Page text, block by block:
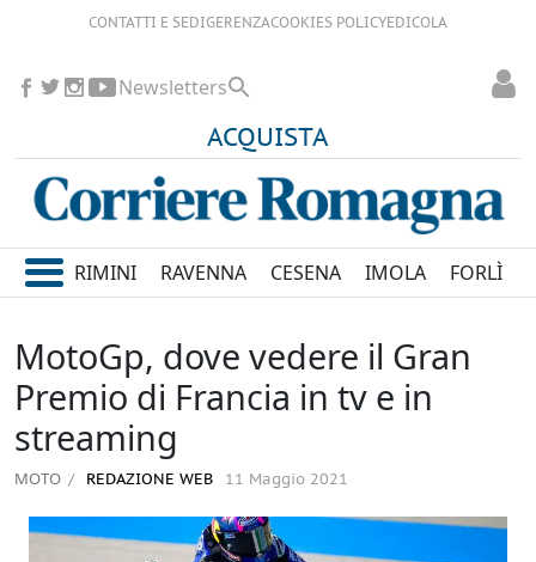
CONTATTI E SEDIGERENZACOOKIES POLICYEDICOLA
ACQUISTA
Newsletters
RIMINI RAVENNA CESENA IMOLA FORLÌ
MotoGp, dove vedere il Gran
Premio di Francia in tv e in
streaming
MOTO REDAZIONE WEB 11 Maggio 2021